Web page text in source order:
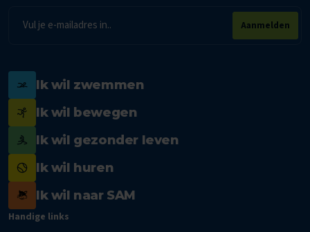
mailadres
Aanmelden
Ik wil zwemmen
Ik wil bewegen
Ik wil gezonder leven
Ik wil huren
Ik wil naar SAM
Handige links